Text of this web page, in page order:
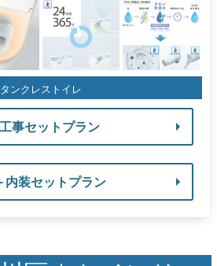
タンクレストイレ
事セットプラン
内装セットプラン